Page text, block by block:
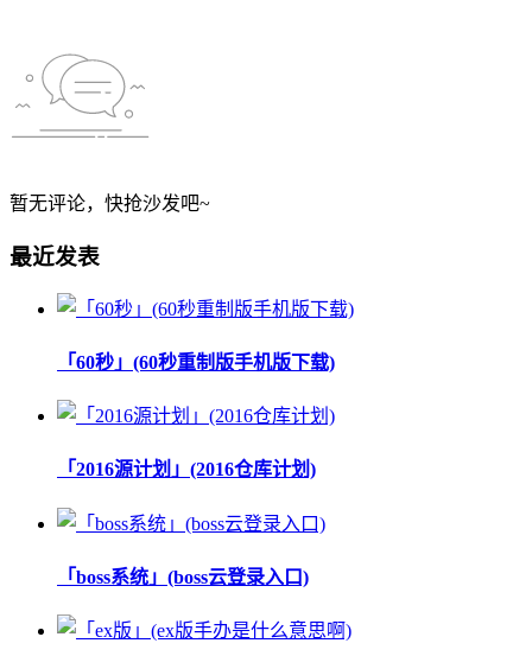
暂无评论，快抢沙发吧~
最近发表
「60秒」(60秒重制版手机版下载)
「2016源计划」(2016仓库计划)
「boss系统」(boss云登录入口)